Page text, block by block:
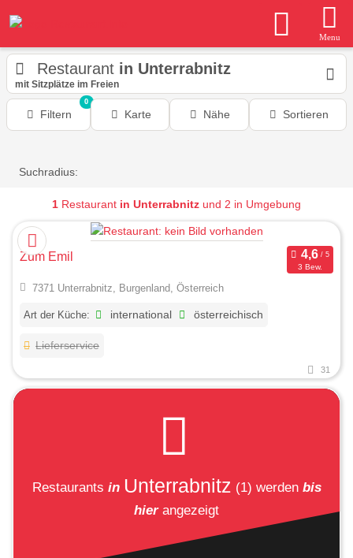
Menu
Restaurant in Unterrabnitz
mit Sitzplätze im Freien
Filtern
0
Karte Nähe Sortieren
Suchradius:
1 Restaurant in Unterrabnitz und 2 in Umgebung
Zum Emil
3 Bew.
7371 Unterrabnitz, Burgenland, Österreich
Art der Küche: international österreichisch
Lieferservice
31
Restaurants in Unterrabnitz (1) werden bis
hierangezeigt